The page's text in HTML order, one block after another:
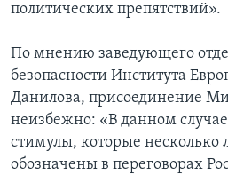
политических препятствий».
По мнению заведующего
безопасности Института
Данилова, присоединение
неизбежно: «В данном
стимулы, которые несколько
обозначены в переговорах